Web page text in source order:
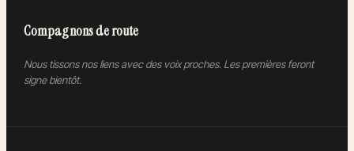
Compagnons de route
Nous tissons nos liens avec des voix proches. Les premières feront
signe bientôt.